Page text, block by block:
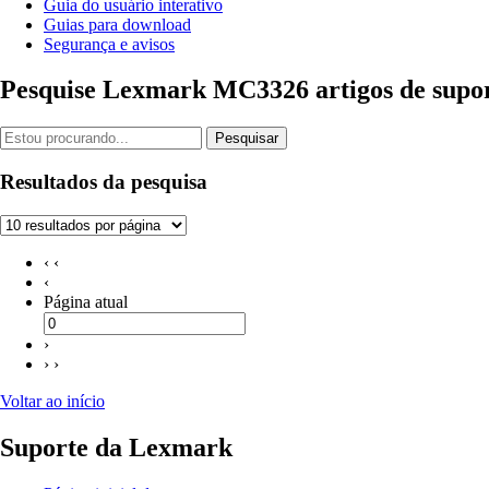
Guia do usuário interativo
Guias para download
Segurança e avisos
Pesquise Lexmark MC3326 artigos de
Pesquisar
Resultados da pesquisa
‹ ‹
‹
Página atual
›
› ›
Voltar ao início
Suporte da Lexmark